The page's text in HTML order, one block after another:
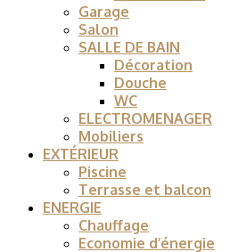
Garage
Salon
SALLE DE BAIN
Décoration
Douche
WC
ELECTROMENAGER
Mobiliers
EXTÉRIEUR
Piscine
Terrasse et balcon
ENERGIE
Chauffage
Economie d’énergie